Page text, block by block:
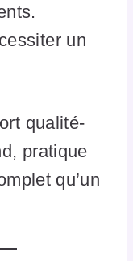
un
qualité-
pratique
qu’un